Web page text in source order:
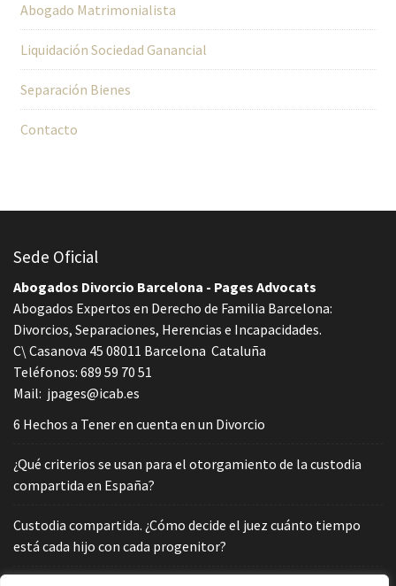
Abogado Matrimonialista
Liquidación Sociedad Ganancial
Separación Bienes
Contacto
Sede Oficial
Abogados Divorcio Barcelona - Pages Advocats
Abogados Expertos en Derecho de Familia Barcelona:
Divorcios, Separaciones, Herencias e Incapacidades.
C\ Casanova 45 08011 Barcelona Cataluña
Teléfonos: 689 59 70 51
Mail: jpages@icab.es
6 Hechos a Tener en cuenta en un Divorcio
¿Qué criterios se usan para el otorgamiento de la custodia
compartida en España?
Custodia compartida. ¿Cómo decide el juez cuánto tiempo
está cada hijo con cada progenitor?